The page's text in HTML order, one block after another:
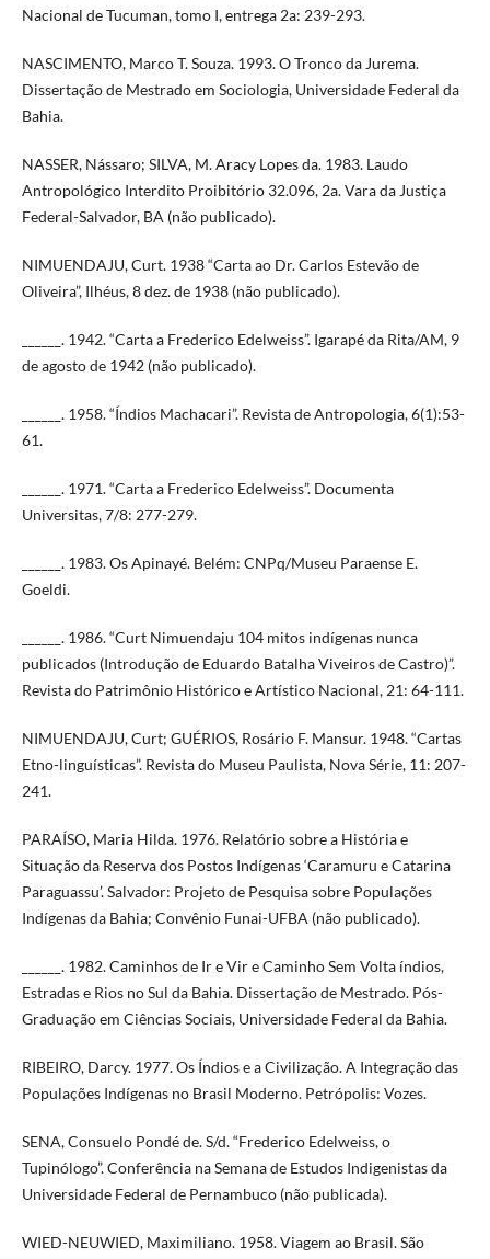
Nacional de Tucuman, tomo I, entrega 2a: 239-293.
NASCIMENTO, Marco T. Souza. 1993. O Tronco da Jurema.
Dissertação de Mestrado em Sociologia, Universidade Federal da
Bahia.
NASSER, Nássaro; SILVA, M. Aracy Lopes da. 1983. Laudo
Antropológico Interdito Proibitório 32.096, 2a. Vara da Justiça
Federal-Salvador, BA (não publicado).
NIMUENDAJU, Curt. 1938 “Carta ao Dr. Carlos Estevão de
Oliveira”, Ilhéus, 8 dez. de 1938 (não publicado).
______. 1942. “Carta a Frederico Edelweiss”. Igarapé da Rita/AM, 9
de agosto de 1942 (não publicado).
______. 1958. “Índios Machacari”. Revista de Antropologia, 6(1):53-
61.
______. 1971. “Carta a Frederico Edelweiss”. Documenta
Universitas, 7/8: 277-279.
______. 1983. Os Apinayé. Belém: CNPq/Museu Paraense E.
Goeldi.
______. 1986. “Curt Nimuendaju 104 mitos indígenas nunca
publicados (Introdução de Eduardo Batalha Viveiros de Castro)”.
Revista do Patrimônio Histórico e Artístico Nacional, 21: 64-111.
NIMUENDAJU, Curt; GUÉRIOS, Rosário F. Mansur. 1948. “Cartas
Etno-linguísticas”. Revista do Museu Paulista, Nova Série, 11: 207-
241.
PARAÍSO, Maria Hilda. 1976. Relatório sobre a História e
Situação da Reserva dos Postos Indígenas ‘Caramuru e Catarina
Paraguassu’. Salvador: Projeto de Pesquisa sobre Populações
Indígenas da Bahia; Convênio Funai-UFBA (não publicado).
______. 1982. Caminhos de Ir e Vir e Caminho Sem Volta índios,
Estradas e Rios no Sul da Bahia. Dissertação de Mestrado. Pós-
Graduação em Ciências Sociais, Universidade Federal da Bahia.
RIBEIRO, Darcy. 1977. Os Índios e a Civilização. A Integração das
Populações Indígenas no Brasil Moderno. Petrópolis: Vozes.
SENA, Consuelo Pondé de. S/d. “Frederico Edelweiss, o
Tupinólogo”. Conferência na Semana de Estudos Indigenistas da
Universidade Federal de Pernambuco (não publicada).
WIED-NEUWIED, Maximiliano. 1958. Viagem ao Brasil. São